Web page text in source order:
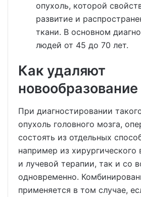
опухоль, которой
развитие и
ткани. В основном
людей от 45 до 70 лет.
Как удаляют
новообразование
При диагностировании
опухоль головного мозга,
состоять из отдельных
например из хирургического
и лучевой терапии, так и со
одновременно.
применяется в том случае,